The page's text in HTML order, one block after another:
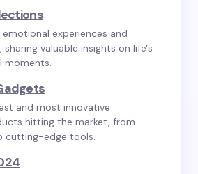
experiences and
valuable insights on life's
moments.
and most innovative
hitting the market, from
cutting-edge tools.